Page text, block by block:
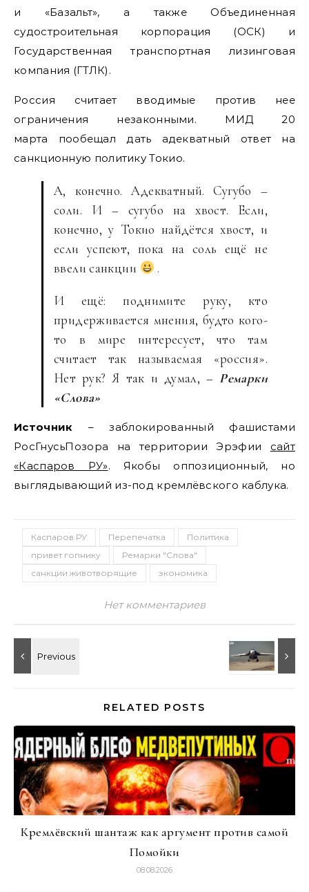
и «Базальт», а также Объединенная
судостроительная корпорация (ОСК) и
Государственная транспортная лизинговая
компания (ГТЛК).
Россия считает вводимые против нее
ограничения незаконными. МИД 20
марта пообещал дать адекватный ответ на
санкционную политику Токио.
А, конечно. Адекватный. Сугубо –
соли. И – сугубо на хвост. Если,
конечно, у Токио найдётся хвост, и
если успеют, пока на соль ещё не
ввели санкции
.
И ещё: поднимите руку, кто
придерживается мнения, будто кого-
то в мире интересует, что там
считает так называемая «россия».
Нет рук? Я так и думал, – Ремарки
«Слова»
Источник
– заблокированный фашистами
РосГнусьПозора на территории Эрэфии сайт
«Каспаров РУ». Якобы оппозиционный, но
выглядывающий из-под кремлёвского каблука.
Каспаров.РУ Перепечатка
Политика
привет гопнику
Ремарки "Слова"
санкции животворящие
экономика
Нет комментариев
RELATED POSTS
Кремлёвский шантаж как аргумент против самой
Помойки
08.08.2026